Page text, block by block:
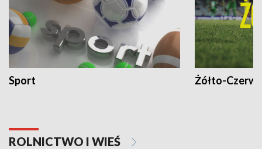
Sport Żółto-
ROLNICTWO I WIEŚ